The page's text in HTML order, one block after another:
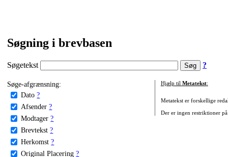
Søgning i brevbasen
Søgetekst ?
Søge-afgrænsning:
Dato ?
Afsender ?
Modtager ?
Brevtekst ?
Herkomst ?
Original Placering ?
Hjælp til Metatekst:
Metatekst er forskellige
Der er ingen restriktioner